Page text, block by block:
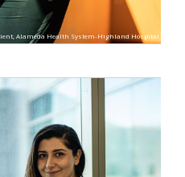
Alameda Health System-Highland Hospital